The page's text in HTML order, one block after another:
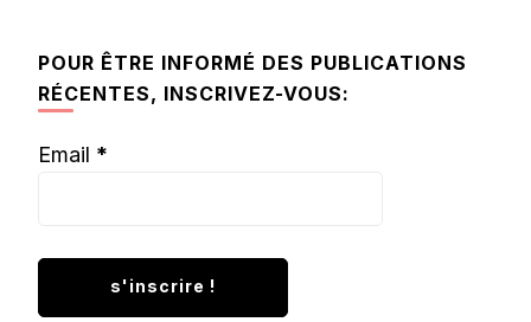
POUR ÊTRE INFORMÉ DES PUBLICATIONS
RÉCENTES, INSCRIVEZ-VOUS:
Email *